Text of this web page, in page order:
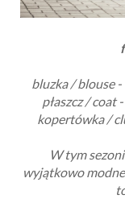
bluzka / blouse -
płaszcz / coat -
kopertówka /
W tym
wyjątkowo